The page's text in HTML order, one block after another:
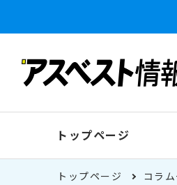
トップページ
トップページ コラ